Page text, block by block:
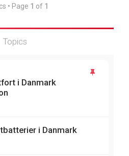
• Page 1 of 1
Topics
i Danmark
i Danmark